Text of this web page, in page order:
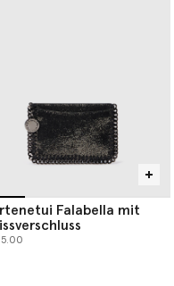
Falabella mit